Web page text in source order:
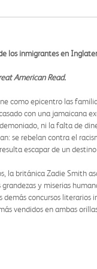
los inmigrantes en
American Read.
como epicentro las
con una jamaicana
ni la falta de
se rebelan contra el
escapar de un
la británica Zadie Smith
y miserias
concursos literarios
vendidos en ambas